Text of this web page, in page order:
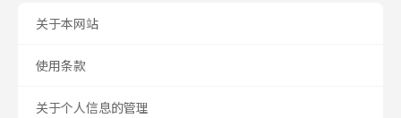
关于本网站
使用条款
关于个人信息的管理